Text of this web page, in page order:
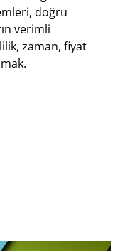
doğru
verimli
zaman, fiyat